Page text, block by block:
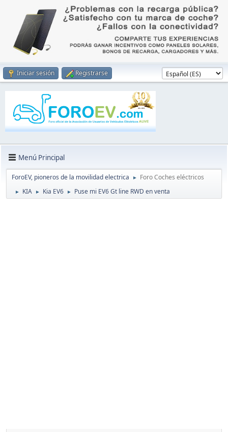
Iniciar sesión Registrarse
Menú Principal
ForoEV, pioneros de la movilidad electrica ► Foro Coches eléctricos
► KIA ► Kia EV6 ► Puse mi EV6 Gt line RWD en venta